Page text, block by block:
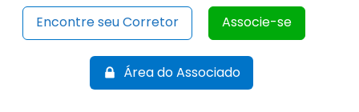
Encontre seu Corretor Associe-se
Área do Associado